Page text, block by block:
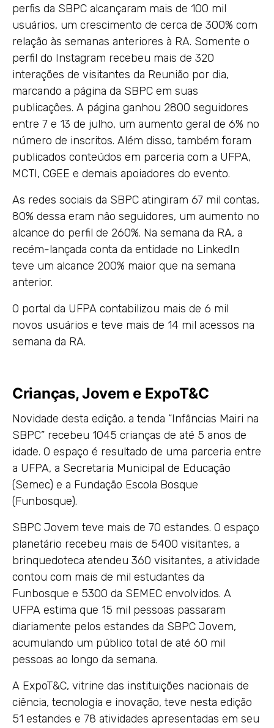
perfis da SBPC alcançaram mais de 100 mil
usuários, um crescimento de cerca de 300% com
relação às semanas anteriores à RA. Somente o
perfil do Instagram recebeu mais de 320
interações de visitantes da Reunião por dia,
marcando a página da SBPC em suas
publicações. A página ganhou 2800 seguidores
entre 7 e 13 de julho, um aumento geral de 6% no
número de inscritos. Além disso, também foram
publicados conteúdos em parceria com a UFPA,
MCTI, CGEE e demais apoiadores do evento.
As redes sociais da SBPC atingiram 67 mil contas,
80% dessa eram não seguidores, um aumento no
alcance do perfil de 260%. Na semana da RA, a
recém-lançada conta da entidade no LinkedIn
teve um alcance 200% maior que na semana
anterior.
O portal da UFPA contabilizou mais de 6 mil
novos usuários e teve mais de 14 mil acessos na
semana da RA.
Crianças, Jovem e ExpoT&C
Novidade desta edição. a tenda “Infâncias Mairi na
SBPC” recebeu 1045 crianças de até 5 anos de
idade. O espaço é resultado de uma parceria entre
a UFPA, a Secretaria Municipal de Educação
(Semec) e a Fundação Escola Bosque
(Funbosque).
SBPC Jovem teve mais de 70 estandes. O espaço
planetário recebeu mais de 5400 visitantes, a
brinquedoteca atendeu 360 visitantes, a atividade
contou com mais de mil estudantes da
Funbosque e 5300 da SEMEC envolvidos. A
UFPA estima que 15 mil pessoas passaram
diariamente pelos estandes da SBPC Jovem,
acumulando um público total de até 60 mil
pessoas ao longo da semana.
A ExpoT&C, vitrine das instituições nacionais de
ciência, tecnologia e inovação, teve nesta edição
51 estandes e 78 atividades apresentadas em seu